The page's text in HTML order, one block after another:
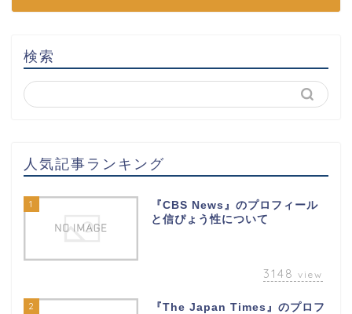
検索
人気記事ランキング
1
『CBS News』のプロフィール
と信ぴょう性について
3148 view
2
『The Japan Times』のプロフ